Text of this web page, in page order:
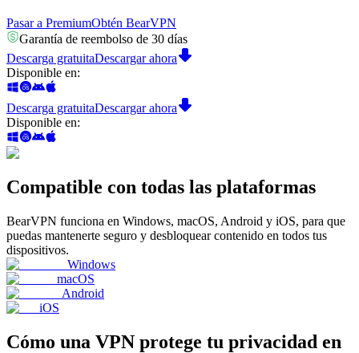
Pasar a PremiumObtén BearVPN
Garantía de reembolso de 30 días
Descarga gratuitaDescargar ahora
Disponible en:
Descarga gratuitaDescargar ahora
Disponible en:
Compatible con todas las plataformas
BearVPN funciona en Windows, macOS, Android y iOS, para que
puedas mantenerte seguro y desbloquear contenido en todos tus
dispositivos.
Windows
macOS
Android
iOS
Cómo una VPN protege tu privacidad en